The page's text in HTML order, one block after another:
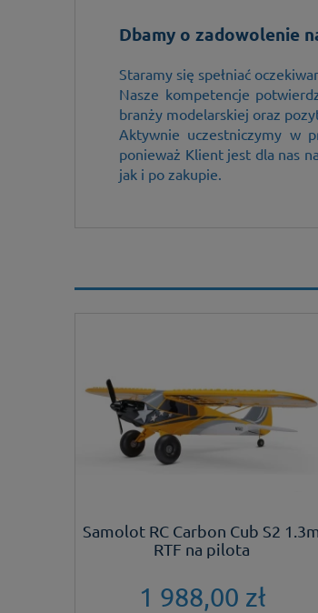
Dbamy o zadowolenie
Staramy się spełniać
Nasze kompetencje
branży modelarskiej oraz
Aktywnie uczestniczymy w
ponieważ Klient jest dla nas
jak i po zakupie.
kontakt telefoniczny. A
poziomie 6+ :) Polecam
Marta 6+/5
Samolot RC Carbon Cub S2 1.3m
RTF na pilota
1 988,00 zł